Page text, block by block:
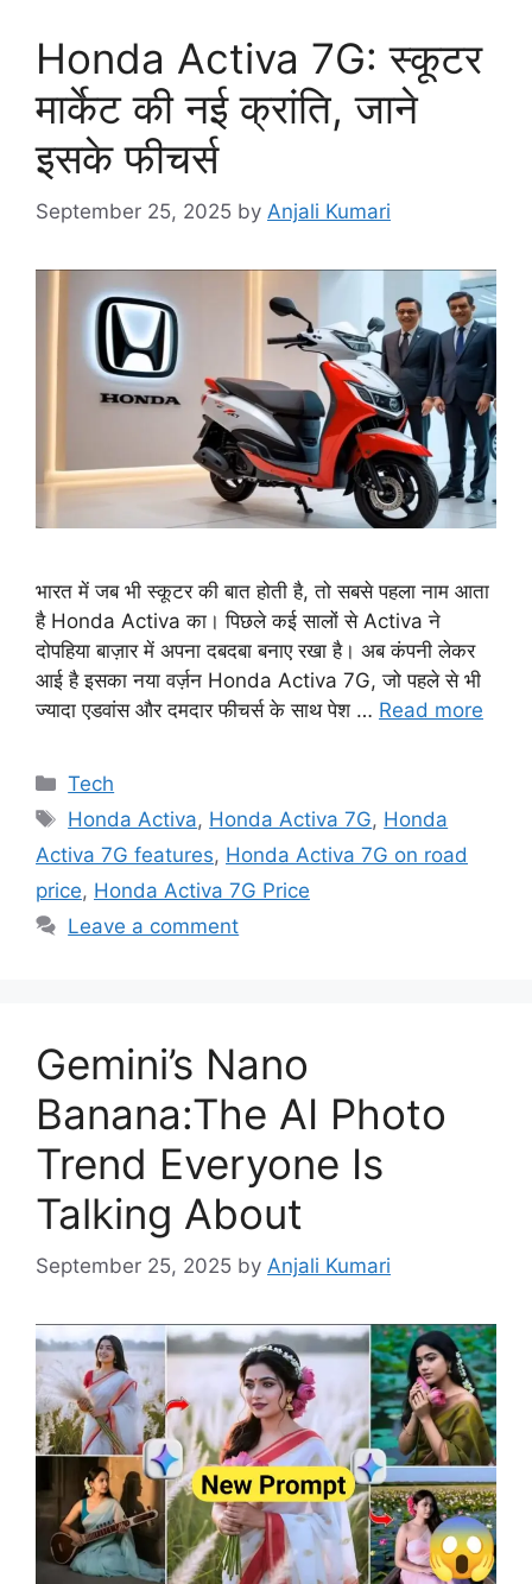
Honda Activa 7G: स्कूटर
मार्केट की नई क्रांति, जाने
इसके फीचर्स
September 25, 2025 by Anjali Kumari
भारत में जब भी स्कूटर की बात होती है, तो सबसे पहला नाम आता
है Honda Activa का। पिछले कई सालों से Activa ने
दोपहिया बाज़ार में अपना दबदबा बनाए रखा है। अब कंपनी लेकर
आई है इसका नया वर्ज़न Honda Activa 7G, जो पहले से भी
ज्यादा एडवांस और दमदार फीचर्स के साथ पेश … Read more
Categories
Tech
Tags
Honda Activa, Honda Activa 7G, Honda
Activa 7G features, Honda Activa 7G on road
price, Honda Activa 7G Price
Leave a comment
Gemini’s Nano
Banana:The AI Photo
Trend Everyone Is
Talking About
September 25, 2025 by Anjali Kumari